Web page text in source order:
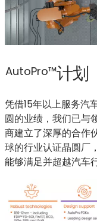
AutoPro™计划
凭借15年以上服务汽
圆的业绩，我们已与
商建立了深厚的合作
球的行业认证晶圆厂
能够满足并超越汽车